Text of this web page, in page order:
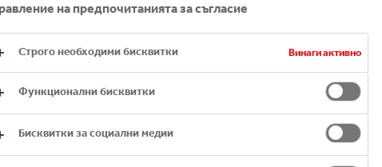
на предпочитанията за съгласие
Строго необходими бисквитки Винаги активно
Функционални бисквитки
Бисквитки за социални медии